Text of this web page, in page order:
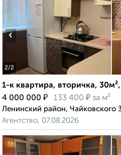
2/2
‹
1-к квартира, вторичка,
4 000 000 ₽ 133 400 ₽ за м²
Ленинский район, Чайковского
Агентство, 07.08.2026